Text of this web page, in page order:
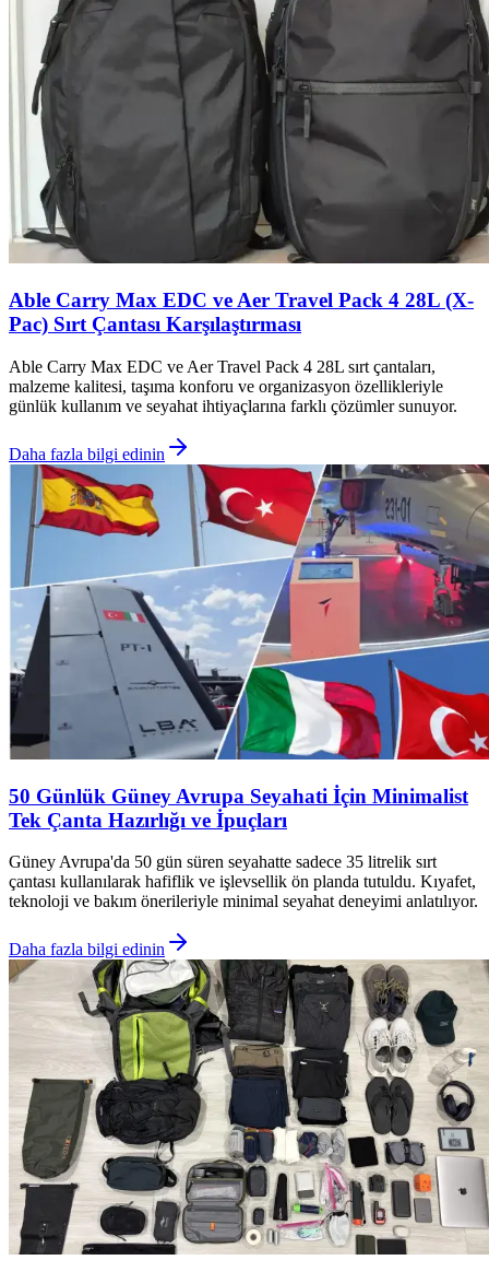
Able Carry Max EDC ve Aer Travel Pack 4 28L (X-
Pac) Sırt Çantası Karşılaştırması
Able Carry Max EDC ve Aer Travel Pack 4 28L sırt çantaları,
malzeme kalitesi, taşıma konforu ve organizasyon özellikleriyle
günlük kullanım ve seyahat ihtiyaçlarına farklı çözümler sunuyor.
Daha fazla bilgi edinin
50 Günlük Güney Avrupa Seyahati İçin Minimalist
Tek Çanta Hazırlığı ve İpuçları
Güney Avrupa'da 50 gün süren seyahatte sadece 35 litrelik sırt
çantası kullanılarak hafiflik ve işlevsellik ön planda tutuldu. Kıyafet,
teknoloji ve bakım önerileriyle minimal seyahat deneyimi anlatılıyor.
Daha fazla bilgi edinin